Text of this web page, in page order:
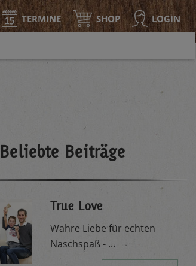
TERMINE SHOP LOGIN
Beliebte Beiträge
True Love
Wahre Liebe für echten
Naschspaß - ...